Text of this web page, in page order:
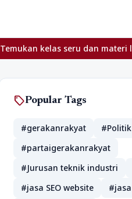
seru dan materi lengkap
sellPopular Tags
#gerakanrakyat
#Politik
#partaigerakanrakyat
#Jurusan teknik industri
#jasa SEO website